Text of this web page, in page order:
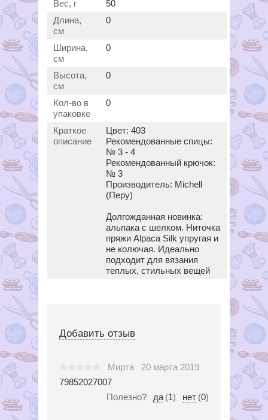
Вес, г
50
Длина,
см
0
Ширина,
см
0
Высота,
см
0
Кол-во в
упаковке
0
Краткое
описание
Цвет: 403
Рекомендованные спицы:
№ 3 - 4
Рекомендованный крючок:
№ 3
Производитель: Michell
(Перу)
Долгожданная новинка:
альпака с шелком. Ниточка
пряжи Alpaca Silk упругая и
не колючая. Идеально
подходит для вязания
теплых, стильных вещей
Добавить отзыв
Мирта
20 марта 2019
79852027007
Полезно?
да (1) нет (0)